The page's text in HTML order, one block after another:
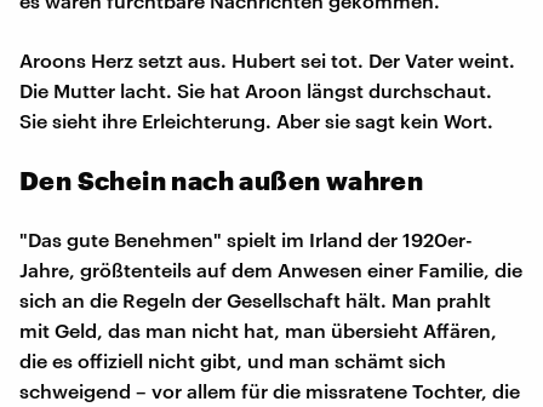
Aroons Herz setzt aus. Hubert sei tot. Der Vater weint.
Die Mutter lacht. Sie hat Aroon längst durchschaut.
Sie sieht ihre Erleichterung. Aber sie sagt kein Wort.
Den Schein nach außen wahren
"Das gute Benehmen" spielt im Irland der 1920er-
Jahre, größtenteils auf dem Anwesen einer Familie, die
sich an die Regeln der Gesellschaft hält. Man prahlt
mit Geld, das man nicht hat, man übersieht Affären,
die es offiziell nicht gibt, und man schämt sich
schweigend – vor allem für die missratene Tochter, die